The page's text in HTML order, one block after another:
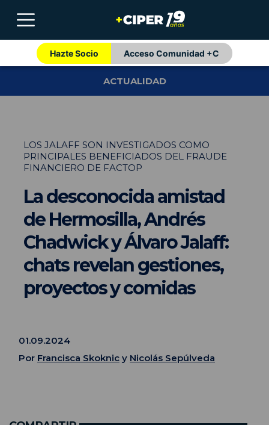
Hazte Socio Acceso Comunidad +C
ACTUALIDAD
LOS JALAFF SON INVESTIGADOS COMO
PRINCIPALES BENEFICIADOS DEL FRAUDE
FINANCIERO DE FACTOP
La desconocida amistad
de Hermosilla, Andrés
Chadwick y Álvaro Jalaff:
chats revelan gestiones,
proyectos y comidas
01.09.2024
Por Francisca Skoknic y Nicolás Sepúlveda